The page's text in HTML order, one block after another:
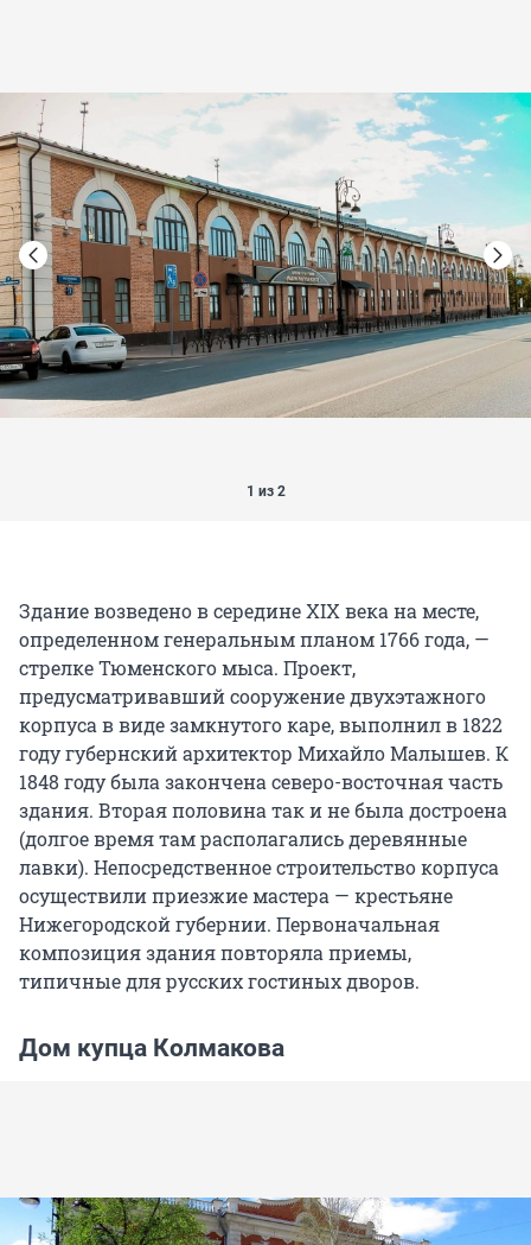
1 из 2
Здание возведено в середине XIX века на месте,
определенном генеральным планом 1766 года, —
стрелке Тюменского мыса. Проект,
предусматривавший сооружение двухэтажного
корпуса в виде замкнутого каре, выполнил в 1822
году губернский архитектор Михайло Малышев. К
1848 году была закончена северо-восточная часть
здания. Вторая половина так и не была достроена
(долгое время там располагались деревянные
лавки). Непосредственное строительство корпуса
осуществили приезжие мастера — крестьяне
Нижегородской губернии. Первоначальная
композиция здания повторяла приемы,
типичные для русских гостиных дворов.
Дом купца Колмакова